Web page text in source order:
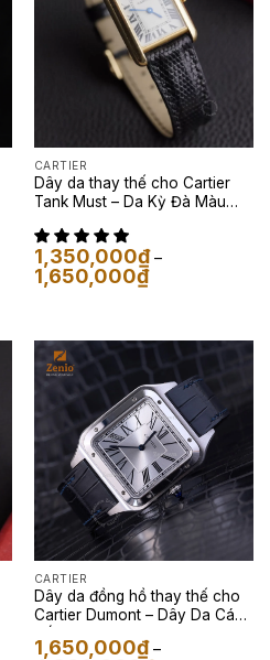
CARTIER
Dây da thay thế cho Cartier
Tank Must – Da Kỳ Đà Màu
1,350,000₫ –
1,650,000₫Khoảng
giá:
1,650,000₫
CARTIER
Dây da đồng hồ thay thế cho
Cartier Dumont – Dây Da Cá
1,650,000₫ –